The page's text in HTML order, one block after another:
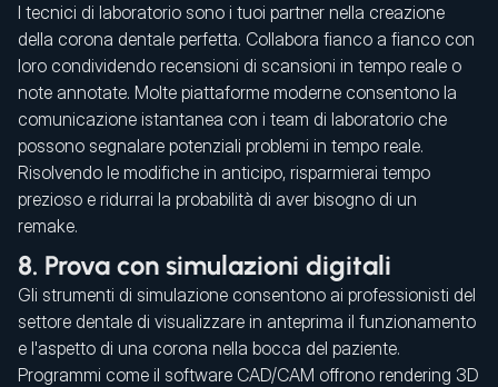
I tecnici di laboratorio sono i tuoi partner nella creazione
della corona dentale perfetta. Collabora fianco a fianco con
loro condividendo recensioni di scansioni in tempo reale o
note annotate. Molte piattaforme moderne consentono la
comunicazione istantanea con i team di laboratorio che
possono segnalare potenziali problemi in tempo reale.
Risolvendo le modifiche in anticipo, risparmierai tempo
prezioso e ridurrai la probabilità di aver bisogno di un
remake.
8. Prova con simulazioni digitali
Gli strumenti di simulazione consentono ai professionisti del
settore dentale di visualizzare in anteprima il funzionamento
e l'aspetto di una corona nella bocca del paziente.
Programmi come il software CAD/CAM offrono rendering 3D